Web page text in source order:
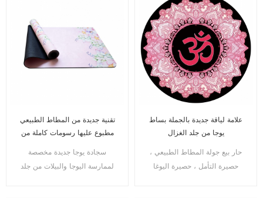
تقنية جديدة من المطاط الطبيعي
مطبوع عليها رسومات كاملة من
سجادة يوجا جديدة مخصصة
لممارسة اليوجا والبيلات من جلد
علامة لياقة جديدة بالجملة بساط
يوجا من جلد الغزال
حار بيع جولة المطاط الطبيعي ،
حصيرة التأمل ، حصيرة اليوغا